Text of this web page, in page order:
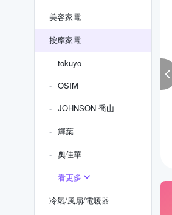
美容家電
按摩家電
tokuyo
OSIM
JOHNSON 喬山
輝葉
奧佳華
看更多
冷氣/風扇/電暖器